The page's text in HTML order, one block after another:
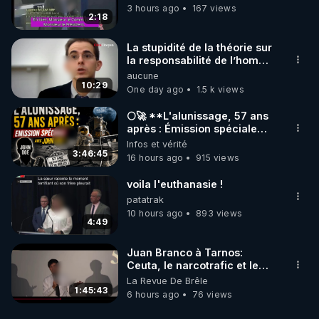
https://crowdbunker.com/v/Y1h8b1Mf
- SAMEDI 09/12/23 :
L'article "Les armes bio-nano-électromagnétiques"
(partie 3) :
(+ Bonus : les extraits de film non diffusés lors du
https://crowdbunker.com/v/u4GJ1Cf4
PROCHAINS LIVE :
- SAMEDI 16/12/23 20H :
La guerre de l'IA blanche contre l'IA noire, le Plan
privé, le mouvement Q, les patriotes, l'alliance,
Trump, les militaires chapeaux blancs contre les
militaires chapeaux noirs, l'état profond et le
gouvernement fantôme, la guerre cognitive
participative, l'ingénierie psychotronique, le
complexe industriel de ciblage, la 6ème armée, le
blackout, le débranchement de l'IA noire, le retard
2:18
3 hours ago
167 views
10:29
La stupidité de la théorie sur
la responsabilité de l’homme
concernant le dioxyde de
carbone.
aucune
One day ago
1.5 k views
3:46:45
🌕🚀 **L'alunissage, 57 ans
après : Émission spéciale
avec John Doe !** 👨 🚀✨
Infos et vérité
16 hours ago
915 views
4:49
voila l'euthanasie !
patatrak
10 hours ago
893 views
1:45:43
Juan Branco à Tarnos:
Ceuta, le narcotrafic et le
pouvoir en France
La Revue De Brêle
6 hours ago
76 views